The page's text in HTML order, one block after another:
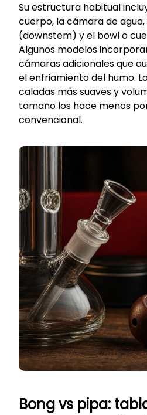
Su estructura habitual
cuerpo, la cámara de
(downstem) y el bowl o
Algunos modelos
cámaras adicionales que
el enfriamiento del humo.
caladas más suaves y
tamaño los hace menos
convencional.
Bong vs pipa: